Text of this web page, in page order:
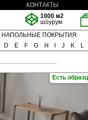
КОНТАКТЫ
1000 м2
шоурум
НАПОЛЬНЫЕ ПОКРЫТИЯ
D E F G H J K L
Есть